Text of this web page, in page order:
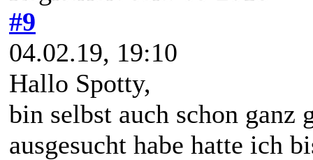
#9
04.02.19, 19:10
Hallo Spotty,
bin selbst auch schon ganz
ausgesucht habe hatte ich